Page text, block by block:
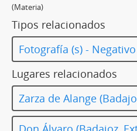
(Materia)
Tipos relacionados
Fotografía (s) - Negativo
Lugares relacionados
Zarza de Alange